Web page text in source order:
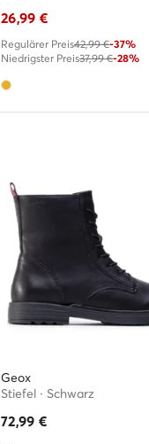
26,99 €
Regulärer Preis42,99 €-37%
Niedrigster Preis37,99 €-28%
Geox
Stiefel · Schwarz
72,99 €